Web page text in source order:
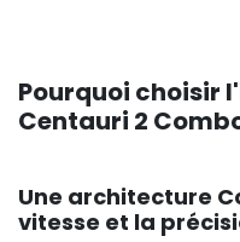
Pourquoi choisir
Centauri 2
Une architecture
vitesse et la